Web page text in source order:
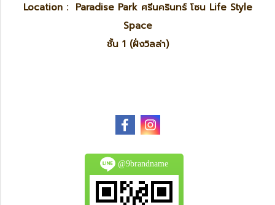
Location : Paradise Park ศรีนครินทร์ โซน Life Style
Space
ชั้น 1 (ฝั่งวิลล่า)
@9brandname